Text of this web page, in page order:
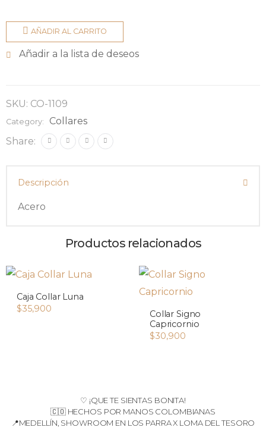
AÑADIR AL CARRITO
Añadir a la lista de deseos
SKU: CO-1109
Category:
Collares
Share:
Descripción
Acero
Productos relacionados
Caja Collar Luna
$35,900
Collar Signo
Capricornio
$30,900
♡ ¡QUE TE SIENTAS BONITA!
🇨🇴 HECHOS POR MANOS COLOMBIANAS
📍MEDELLÍN, SHOWROOM EN LOS PARRA X LOMA DEL TESORO